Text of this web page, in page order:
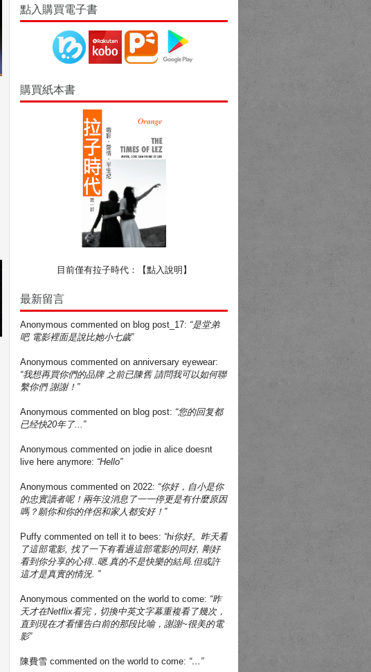
點入購買電子書
購買紙本書
目前僅有拉子時代： 【點入說明】
最新留言
Anonymous commented on blog post_17: “是堂弟
吧 電影裡面是說比她小七歲”
Anonymous commented on anniversary eyewear:
“我想再買你們的品牌 之前已陳舊 請問我可以如何聯
繫你們 謝謝！”
Anonymous commented on blog post: “您的回复都
已经快20年了...”
Anonymous commented on jodie in alice doesnt
live here anymore: “Hello”
Anonymous commented on 2022: “你好，自小是你
的忠實讀者呢！兩年沒消息了一一停更是有什麼原因
嗎？願你和你的伴侶和家人都安好！”
Puffy commented on tell it to bees: “hi你好。昨天看
了這部電影, 找了一下有看過這部電影的同好, 剛好
看到你分享的心得..嗯.真的不是快樂的結局.但或許
這才是真實的情況. ”
Anonymous commented on the world to come: “昨
天才在Netflix看完，切換中英文字幕重複看了幾次，
直到現在才看懂告白前的那段比喻，謝謝~很美的電
影”
陳費雪 commented on the world to come: “…”